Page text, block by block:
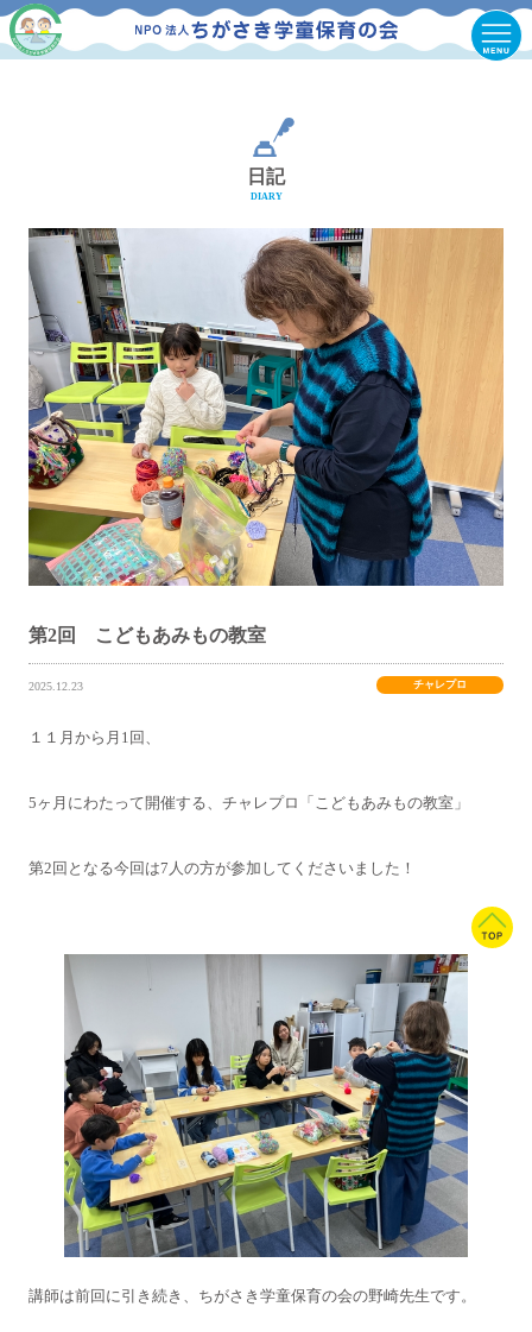
日記
DIARY
第2回 こどもあみもの教室
2025.12.23 チャレプロ
１１月から月1回、
5ヶ月にわたって開催する、チャレプロ「こどもあみもの教室」
第2回となる今回は7人の方が参加してくださいました！
講師は前回に引き続き、ちがさき学童保育の会の野崎先生です。